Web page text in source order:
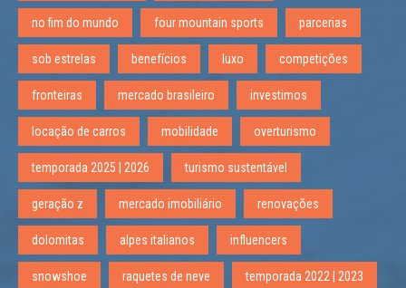
no fim do mundo four mountain sports parcerias
sob estrelas benefícios luxo competições
fronteiras mercado brasileiro investimos
locação de carros mobilidade overturismo
temporada 2025 | 2026 turismo sustentável
geração z mercado imobiliário renovações
dolomitas alpes italianos influencers
snowshoe raquetes de neve temporada 2022 | 2023